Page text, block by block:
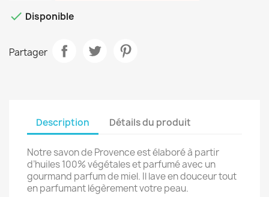
 Disponible
Partager
Description Détails du produit
Notre savon de Provence est élaboré à partir
d’huiles 100% végétales et parfumé avec un
gourmand parfum de miel. Il lave en douceur tout
en parfumant légèrement votre peau.